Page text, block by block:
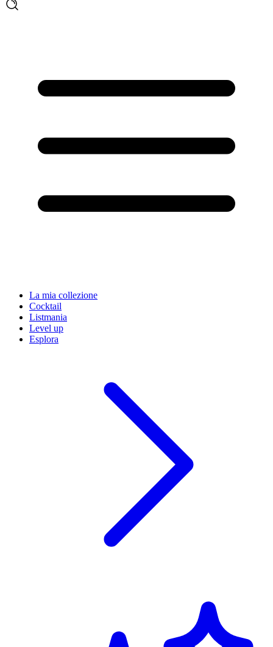
La mia collezione
Cocktail
Listmania
Level up
Esplora